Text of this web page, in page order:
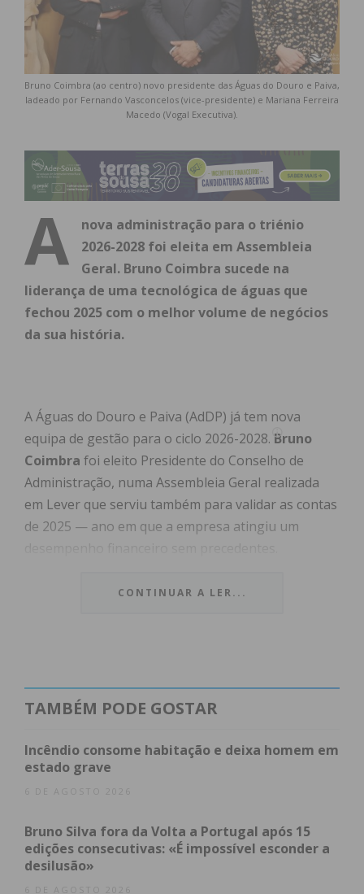
Bruno Coimbra (ao centro) novo presidente das Águas do Douro e Paiva,
ladeado por Fernando Vasconcelos (vice-presidente) e Mariana Ferreira
Macedo (Vogal Executiva).
A
nova administração para o triénio
2026-2028 foi eleita em Assembleia
Geral. Bruno Coimbra sucede na
liderança de uma tecnológica de águas que
fechou 2025 com o melhor volume de negócios
da sua história.
A Águas do Douro e Paiva (AdDP) já tem nova
equipa de gestão para o ciclo 2026-2028. Bruno
Coimbra foi eleito Presidente do Conselho de
Administração, numa Assembleia Geral realizada
em Lever que serviu também para validar as contas
de 2025 — ano em que a empresa atingiu um
A acompanhar Coimbra na nova administração
Índice
Resultados históricos em 2025
O perfil da nova administração da AdDP
Um mandato focado na
CONTINUAR A LER...
TAMBÉM PODE GOSTAR
Incêndio consome habitação e deixa homem em
estado grave
6 DE AGOSTO 2026
Bruno Silva fora da Volta a Portugal após 15
edições consecutivas: «É impossível esconder a
desilusão»
6 DE AGOSTO 2026